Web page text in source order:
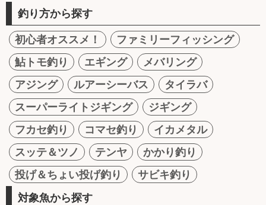
釣り方から探す
初心者オススメ！
ファミリーフィッシング
鮎トモ釣り
エギング
メバリング
アジング
ルアーシーバス
タイラバ
スーパーライトジギング
ジギング
フカセ釣り
コマセ釣り
イカメタル
スッテ＆ツノ
テンヤ
かかり釣り
投げ＆ちょい投げ釣り
サビキ釣り
対象魚から探す